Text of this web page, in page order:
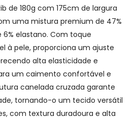
de 180g com 175cm de largura
uma mistura premium de 47%
6% elastano. Com toque
à pele, proporciona um ajuste
alta elasticidade e
um caimento confortável e
canelada cruzada garante
tornando-o um tecido versátil
com textura duradoura e alta